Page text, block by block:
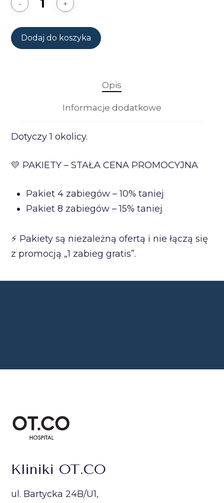
Dodaj do koszyka
Opis
Informacje dodatkowe
Dotyczy 1 okolicy.
💛 PAKIETY – STAŁA CENA PROMOCYJNA
Pakiet 4 zabiegów – 10% taniej
Pakiet 8 zabiegów – 15% taniej
⚡ Pakiety są niezależną ofertą i nie łączą się
z promocją „1 zabieg gratis”.
Kliniki OT.CO
ul. Bartycka 24B/U1,